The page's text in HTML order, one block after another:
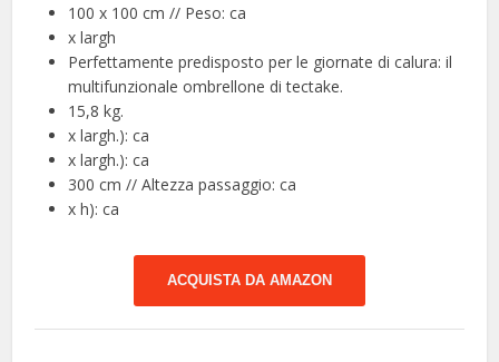
100 x 100 cm // Peso: ca
x largh
Perfettamente predisposto per le giornate di calura: il
multifunzionale ombrellone di tectake.
15,8 kg.
x largh.): ca
x largh.): ca
300 cm // Altezza passaggio: ca
x h): ca
ACQUISTA DA AMAZON